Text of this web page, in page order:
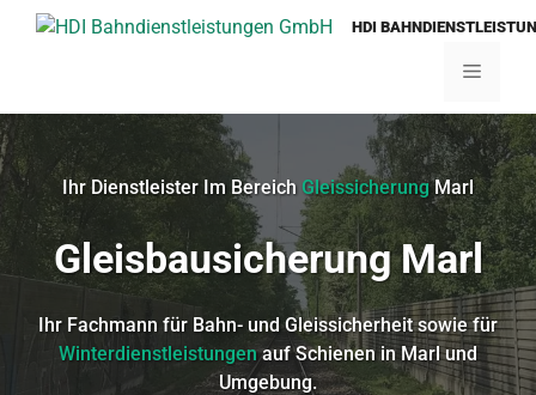
Zum
HDI
Menü
Ihr Dienstleister Im Bereich GleissicherungMarl
Gleisbausicherung Marl
Ihr Fachmann für Bahn- und Gleissicherheit sowie für
Winterdienstleistungenauf Schienen in Marl und
Umgebung.